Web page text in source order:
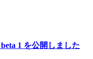
1 を公開しました